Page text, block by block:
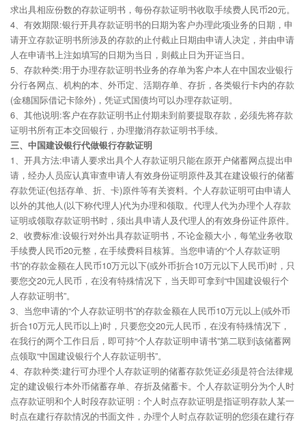
求出具相应份数的存款证明书，每份存款证明书收取手续费人民币20元。
4、有效期限:银行开具存款证明书的日期为客户办理此项业务的日期，申
请开立存款证明书所涉及的存款的止付截止日期由申请人决定，并由申请
人在申请书上注如填写的日期为当日，则截止日为开证当日。
5、存款种类:用于办理存款证明书业务的存单为客户本人在中国农业银行
分行各网点、机构的本、外币定、活期存单、存折，各类银行卡内的存款
(金穗国际借记卡除外)，凭证式国债均可以办理存款证明。
6、其他说明:客户在存款证明书止付期未到前要提取存款，必须先将存款
证明书所有正本交回银行，办理撤消存款证明书手续。
三、中国建设银行代做银行存款证明
1、开具方法:申请人要求出具个人存款证明只能在原开户储蓄网点提出申
请，经办人员应认真审查申请人有效身份证明原件及其在建设银行的储蓄
存款凭证(包括存单、折、卡)原件等有关资料。个人存款证明可由申请人
以外的其他人(以下称代理人)代为办理和领取。代理人代为办理个人存款
证明或领取存款证明书时，须出具申请人及代理人的有效身份证件原件。
2、收费标准:设银行对外出具存款证明书，不论金额大小，每笔业务收取
手续费人民币20元整，在手续费科目核算。当您申请的“个人存款证明
书”的存款金额在人民币10万元以下(或外币折合10万元以下人民币)时，只
要您交20元人民币，在没有特殊情况下，当天即可拿到“中国建设银行个
人存款证明书”。
3、当您申请的“个人存款证明书”的存款金额在人民币10万元以上(或外币
折合10万元人民币以上)时，只要您交20元人民币，在没有特殊情况下，
在我行的两个工作日后，即可持“个人存款证明申请书”第二联到该储蓄网
点领取“中国建设银行个人存款证明书”。
4、存款种类:建行可办理个人存款证明的储蓄存款凭证必须是符合法律规
定的建设银行本外币储蓄存单、存折及储蓄卡。个人存款证明分为个人时
点存款证明和个人时段存款证明：个人时点存款证明是指证明存款人某一
时点在建行存款情况的书面文件，办理个人时点存款证明的您须在建行存